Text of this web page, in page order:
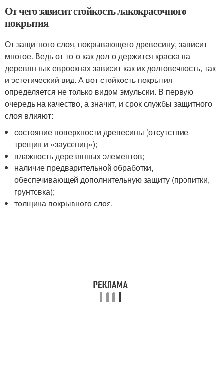
От чего зависит стойкость лакокрасочного
покрытия
От защитного слоя, покрывающего древесину, зависит
многое. Ведь от того как долго держится краска на
деревянных евроокнах зависит как их долговечность, так
и эстетический вид. А вот стойкость покрытия
определяется не только видом эмульсии. В первую
очередь на качество, а значит, и срок службы защитного
слоя влияют:
состояние поверхности древесины (отсутствие
трещин и «заусениц»);
влажность деревянных элементов;
наличие предварительной обработки,
обеспечивающей дополнительную защиту (пропитки,
грунтовка);
толщина покрывного слоя.